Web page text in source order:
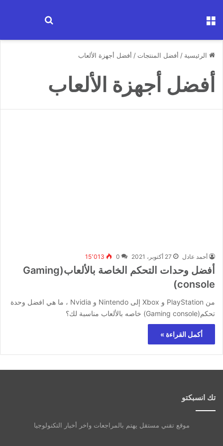
الرئيسية / أفضل المنتجات / أفضل أجهزة الألعاب
أفضل أجهزة الألعاب
أحمد عادل 27 أكتوبر، 2021 0 15٬013
أفضل وحدات التحكم الخاصة بالألعاب(Gaming
console)
من PlayStation و Xbox إلى Nintendo و Nvidia ، ما هي افضل وحدة
تحكم(Gaming console) خاصه بالألعاب مناسبة لك؟
أكمل القراءة »
تك انسبكتو
موقع تقني مستقل يهتم بالمراجعات واخر أخبار التكنولوجيا